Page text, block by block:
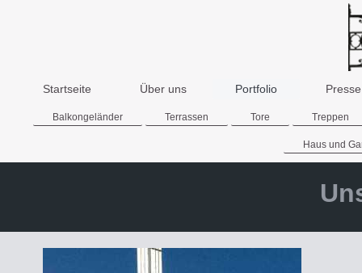
Startseite Über uns Portfolio Presse
Balkongeländer Terrassen Tore Treppen
Haus und